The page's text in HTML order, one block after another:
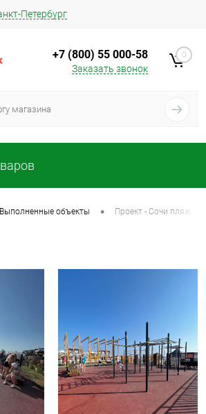
Петербург
+7 (800) 55 000-58
Заказать звонок
0
Выполненные объекты • Проект - Сочи пляж